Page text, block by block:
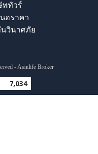
ททัวร์
อราคา
วินาศภัย
- Asinlife Broker
7,034